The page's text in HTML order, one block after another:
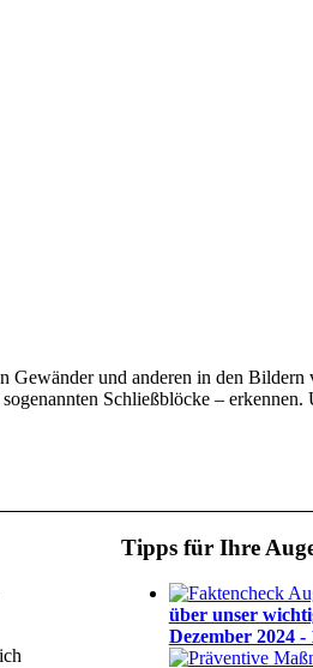
Gewänder und anderen in den Bildern
Schließblöcke –
Tipps für Ihre
über unser
Dezember 2024 -